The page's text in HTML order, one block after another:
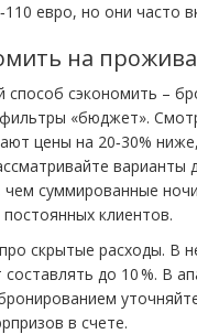
евро, но они часто
на
способ сэкономить –
«бюджет».
цены на 20‑30%
суммированные
постоянных клиентов.
скрытые расходы. В
до 10 %. В
в счете.